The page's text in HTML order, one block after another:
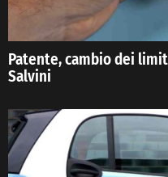
Patente, cambio dei
Salvini